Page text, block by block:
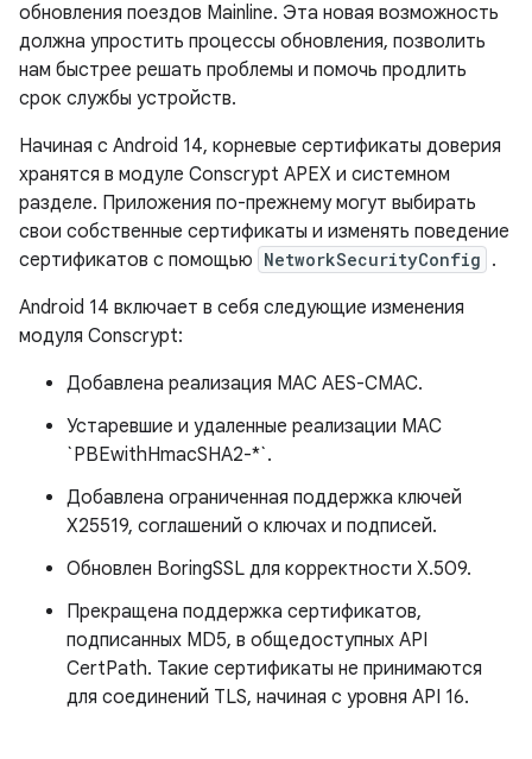
обновления поездов Mainline. Эта новая возможность
должна упростить процессы обновления, позволить
нам быстрее решать проблемы и помочь продлить
срок службы устройств.
Начиная с Android 14, корневые сертификаты доверия
хранятся в модуле Conscrypt APEX и системном
разделе. Приложения по-прежнему могут выбирать
свои собственные сертификаты и изменять поведение
сертификатов с помощью NetworkSecurityConfig .
Android 14 включает в себя следующие изменения
модуля Conscrypt:
Добавлена ​​реализация MAC AES-CMAC.
Устаревшие и удаленные реализации MAC
`PBEwithHmacSHA2-*`.
Добавлена ​​ограниченная поддержка ключей
X25519, соглашений о ключах и подписей.
Обновлен BoringSSL для корректности X.509.
Прекращена поддержка сертификатов,
подписанных MD5, в общедоступных API
CertPath. Такие сертификаты не принимаются
для соединений TLS, начиная с уровня API 16.